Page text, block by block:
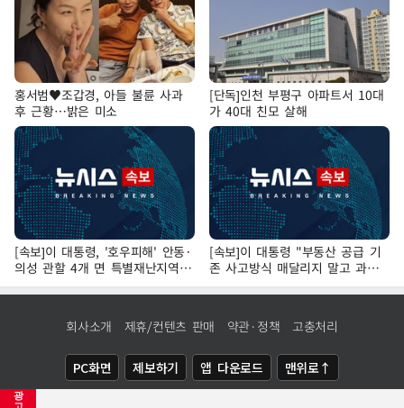
광
홍서범♥조갑경, 아들 불륜 사과
후 근황…밝은 미소
[단독]인천 부평구 아파트서 10대
가 40대 친모 살해
[속보]이 대통령, '호우피해' 안동·
의성 관할 4개 면 특별재난지역
선포
[속보]이 대통령 "부동산 공급 기
존 사고방식 매달리지 말고 과감
히 실천"
회사소개 제휴/컨텐츠 판매 약관·정책 고충처리
PC화면 제보하기 앱 다운로드 맨위로↑